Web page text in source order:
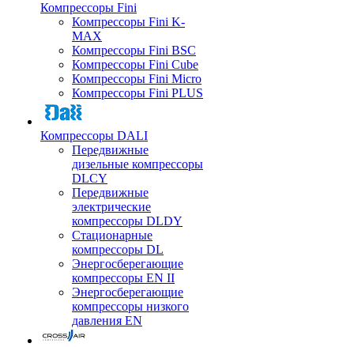
Компрессоры Fini
Компрессоры Fini K-
MAX
Компрессоры Fini BSC
Компрессоры Fini Cube
Компрессоры Fini Micro
Компрессоры Fini PLUS
Компрессоры DALI
Передвижные
дизельные компрессоры
DLCY
Передвижные
электрические
компрессоры DLDY
Стационарные
компрессоры DL
Энергосберегающие
компрессоры EN II
Энергосберегающие
компрессоры низкого
давления EN